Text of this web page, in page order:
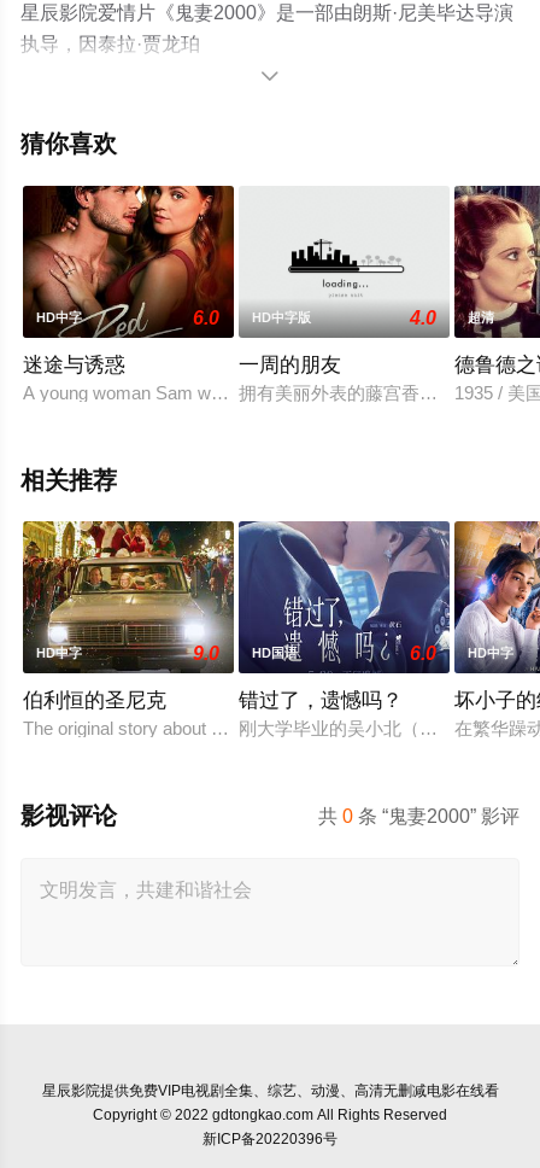
星辰影院爱情片《鬼妻2000》是一部由朗斯·尼美毕达导演
执导，因泰拉·贾龙珀
拉
整版电影大全就上星辰影视，更多相关信息可移步至豆瓣

猜你喜欢
HD中字 6.0
迷途与诱惑
A young woman Sam who has her eye on the mysterious
HD中字版 4.0
一周的朋友
拥有美丽外表的藤宫香织（川口春奈
超清
德鲁德
1935 / 美
相关推荐
HD中字 9.0
伯利恒的圣尼克
The original story about a man who lost his son, became Santa
HD国语 6.0
错过了，遗憾吗？
刚大学毕业的吴小北（庄达菲 饰）
HD中字
坏小子
在繁华躁
共0 条 “鬼妻2000” 影评
影视评论
星辰影院提供免费VIP电视剧全集、综艺、动漫、高清无删减电影在线看
Copyright © 2022 gdtongkao.com All Rights Reserved
新ICP备20220396号